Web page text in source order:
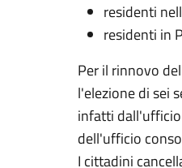
residenti
residenti in
Per il rinnovo
l'elezione di sei
infatti
dell'ufficio
I cittadini